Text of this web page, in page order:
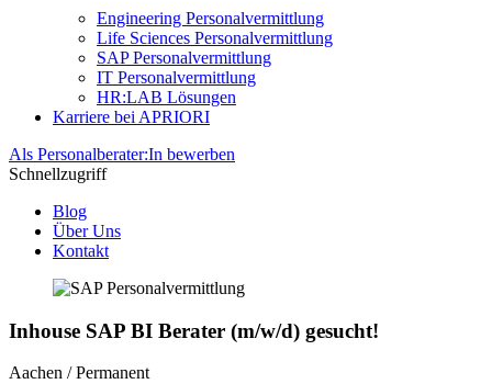
Engineering Personalvermittlung
Life Sciences Personalvermittlung
SAP Personalvermittlung
IT Personalvermittlung
HR:LAB Lösungen
Karriere bei APRIORI
Als Personalberater:In bewerben
Schnellzugriff
Blog
Über Uns
Kontakt
Inhouse SAP BI Berater (m/w/d) gesucht!
Aachen / Permanent